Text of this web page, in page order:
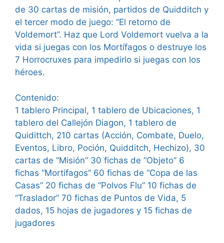
de 30 cartas de misión, partidos de Quidditch y
el tercer modo de juego: “El retorno de
Voldemort”. Haz que Lord Voldemort vuelva a la
vida si juegas con los Mortífagos o destruye los
7 Horrocruxes para impedirlo si juegas con los
héroes.
Contenido:
1 tablero Principal, 1 tablero de Ubicaciones, 1
tablero del Callejón Diagon, 1 tablero de
Quidittch, 210 cartas (Acción, Combate, Duelo,
Eventos, Libro, Poción, Quidditch, Hechizo), 30
cartas de “Misión” 30 fichas de “Objeto” 6
fichas “Mortifagos” 60 fichas de “Copa de las
Casas” 20 fichas de “Polvos Flu” 10 fichas de
“Traslador” 70 fichas de Puntos de Vida, 5
dados, 15 hojas de jugadores y 15 fichas de
jugadores